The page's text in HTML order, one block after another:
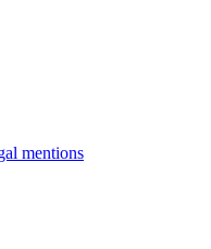
mentions